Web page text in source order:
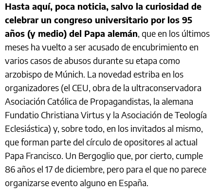
Hasta aquí, poca noticia, salvo la curiosidad de
celebrar un congreso universitario por los 95
años (y medio) del Papa alemán, que en los últimos
meses ha vuelto a ser acusado de encubrimiento en
varios casos de abusos durante su etapa como
arzobispo de Múnich. La novedad estriba en los
organizadores (el CEU, obra de la ultraconservadora
Asociación Católica de Propagandistas, la alemana
Fundatio Christiana Virtus y la Asociación de Teología
Eclesiástica) y, sobre todo, en los invitados al mismo,
que forman parte del círculo de opositores al actual
Papa Francisco. Un Bergoglio que, por cierto, cumple
86 años el 17 de diciembre, pero para el que no parece
organizarse evento alguno en España.